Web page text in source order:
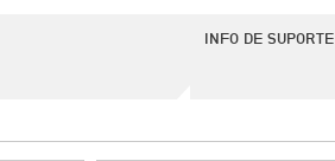
INFO DE SUPORTE